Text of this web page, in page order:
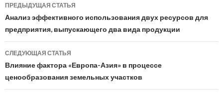
по
записям
ПРЕДЫДУЩАЯ СТАТЬЯ
Анализ эффективного использования двух ресурсов для
предприятия, выпускающего два вида продукции
СЛЕДУЮЩАЯ СТАТЬЯ
Влияние фактора «Европа-Азия» в процессе
ценообразования земельных участков